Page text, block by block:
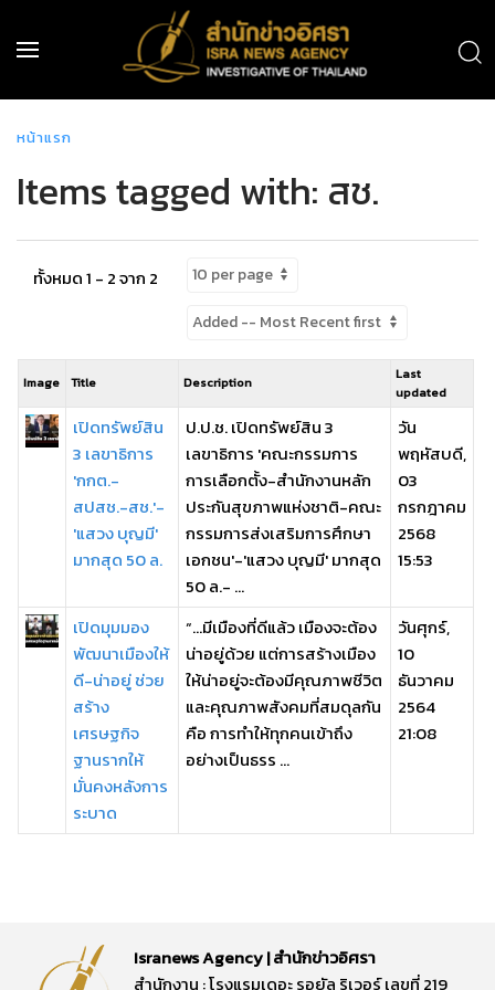
หน้าแรก
Items tagged with: สช.
ทั้งหมด 1 - 2 จาก 2
Image Title Description
Last
updated
เปิดทรัพย์สิน
3 เลขาธิการ
'กกต.-
สปสช.-สช.'-
'แสวง บุญมี'
มากสุด 50 ล.
ป.ป.ช. เปิดทรัพย์สิน 3
เลขาธิการ 'คณะกรรมการ
การเลือกตั้ง-สำนักงานหลัก
ประกันสุขภาพแห่งชาติ-คณะ
กรรมการส่งเสริมการศึกษา
เอกชน'-'แสวง บุญมี' มากสุด
50 ล.- ...
วัน
พฤหัสบดี,
03
กรกฎาคม
2568
15:53
เปิดมุมมอง
พัฒนาเมืองให้
ดี-น่าอยู่ ช่วย
สร้าง
เศรษฐกิจ
ฐานรากให้
มั่นคงหลังการ
ระบาด
“…มีเมืองที่ดีแล้ว เมืองจะต้อง
น่าอยู่ด้วย แต่การสร้างเมือง
ให้น่าอยู่จะต้องมีคุณภาพชีวิต
และคุณภาพสังคมที่สมดุลกัน
คือ การทำให้ทุกคนเข้าถึง
อย่างเป็นธรร ...
วันศุกร์,
10
ธันวาคม
2564
21:08
Isranews Agency | สำนักข่าวอิศรา
สำนักงาน : โรงแรมเดอะ รอยัล ริเวอร์ เลขที่ 219